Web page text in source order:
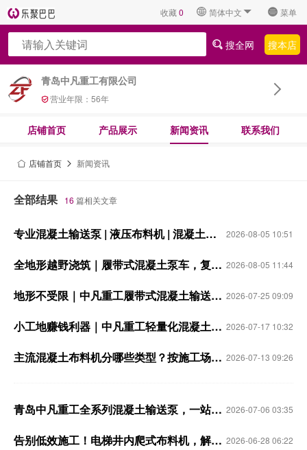
收藏0 简体中文 菜单
青岛中凡重工有限公司
营业年限： 56年
搜全网 搜本店
店铺首页 产品展示 新闻资讯 联系我们
店铺首页 新闻资讯
全部结果 16 篇相关文章
专业混凝土输送泵 | 液压布料机 | 混凝土泵车制造商 —— 中凡重工 2026-08-05 10:51
全地形越野浇筑｜履带式混凝土泵车，复杂工地通行无忧 2026-08-05 11:44
地形不受限｜中凡重工履带式混凝土输送泵，复杂工地高效浇筑优选 2026-07-25 09:09
小工地赚钱利器｜中凡重工轻量化混凝土泵车，机动省钱好运营 2026-07-17 10:32
主流混凝土布料机分哪些类型？按施工场景精准选型 2026-07-13 09:26
青岛中凡重工全系列混凝土输送泵，一站式配齐各类施工工况 2026-07-06 03:35
告别低效施工！电梯井内爬式布料机，解锁高层浇筑新标杆 2026-06-28 06:22